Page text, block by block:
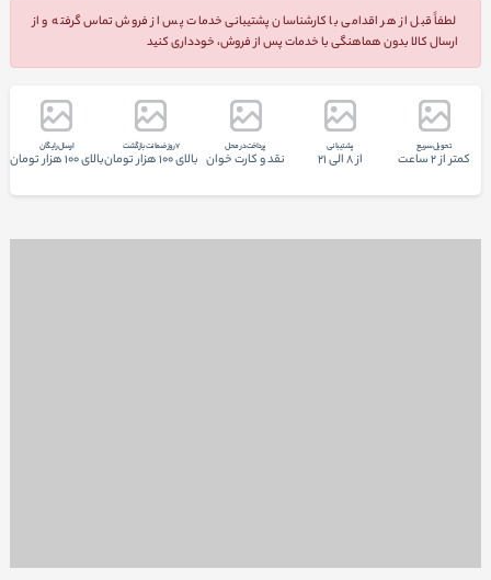
لطفاً قبل از هر اقدامی با کارشناسان پشتیبانی خدمات پس از فروش تماس گرفته و از
ارسال کالا بدون هماهنگی با خدمات پس از فروش، خودداری کنید
تحويل سريع
کمتر از 2 ساعت
پشتيبانی
از 8 الی 21
پرداخت در محل
نقد و کارت خوان
7 روز ضمانت بازگشت
بالای 100 هزار تومان
ارسال رایگان
بالای 100 هزار تومان